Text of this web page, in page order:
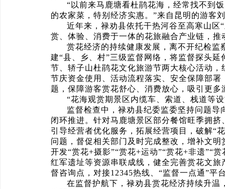
“以前来马鹿塘看杜鹃花海，经常找不到
的农家菜，特别经济实惠。”来自昆明的游客
近年来，禄劝县依托干热河谷至高寒山区
赏、体验、消费于一体的花旅融合产业链，
赏花经济的持续健康发展，离不开纪检
建“县、乡、村”三级监督网络，将监督探头
节、轿子山杜鹃花文化旅游节两大核心活动，
节庆资金使用、活动流程落实、安全保障部
题，保障游客赏花舒心、消费放心，吸引更
“花海观赏期景区内缆车、索道、栈道等
监督检查中，禄劝县纪委监委坚持问题
闭环推进。针对马鹿塘景区部分餐馆旺季拥
引导经营者优化服务，拓展经营项目，破解“
问题，督促相关部门及时完成整改，增补文
开发“赏花+摄影”“赏花+运动”“赏花+非遗”“
红军遗址等资源串联成线，健全完善赏花文
督咨询点，对接12345热线、“监督一点通”平
在监督护航下，禄劝县赏花经济持续升温